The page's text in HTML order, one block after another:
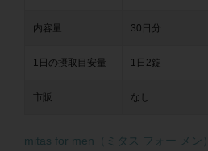
内容量 30日分
1日の摂取目安量 1日2錠
市販 なし
mitas for men（ミタス フォー メン）